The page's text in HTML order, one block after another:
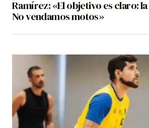
Ramírez: «El objetivo es claro:
No vendamos motos»